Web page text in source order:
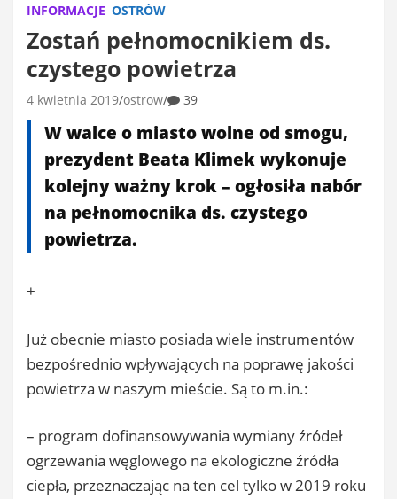
INFORMACJE OSTRÓW
Zostań pełnomocnikiem ds.
czystego powietrza
4 kwietnia 2019 ostrow 39
W walce o miasto wolne od smogu,
prezydent Beata Klimek wykonuje
kolejny ważny krok – ogłosiła nabór
na pełnomocnika ds. czystego
powietrza.
+
Już obecnie miasto posiada wiele instrumentów
bezpośrednio wpływających na poprawę jakości
powietrza w naszym mieście. Są to m.in.:
– program dofinansowywania wymiany źródeł
ogrzewania węglowego na ekologiczne źródła
ciepła, przeznaczając na ten cel tylko w 2019 roku